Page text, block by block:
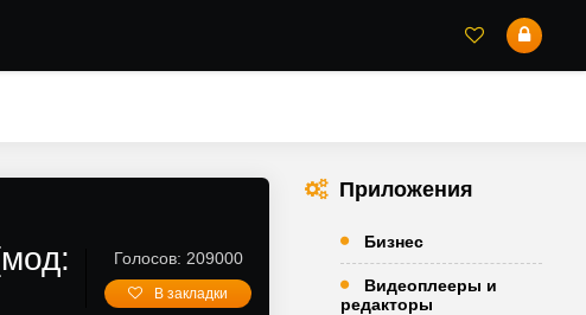
Голосов: 209000
В закладки
Приложения
Бизнес
Видеоплееры и
редакторы